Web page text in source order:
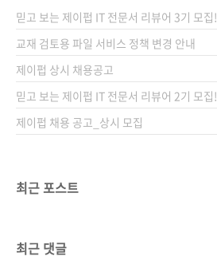
믿고 보는 제이펍 IT 전문서 리뷰어 3기 모집!
교재 검토용 파일 서비스 정책 변경 안내
제이펍 상시 채용공고
믿고 보는 제이펍 IT 전문서 리뷰어 2기 모집!
제이펍 채용 공고_상시 모집
최근 포스트
최근 댓글